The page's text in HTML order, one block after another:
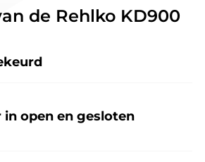
de Rehlko KD900
in open en gesloten